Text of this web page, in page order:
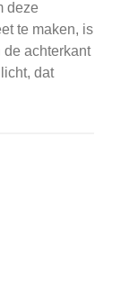
deze
te maken, is
achterkant
dat